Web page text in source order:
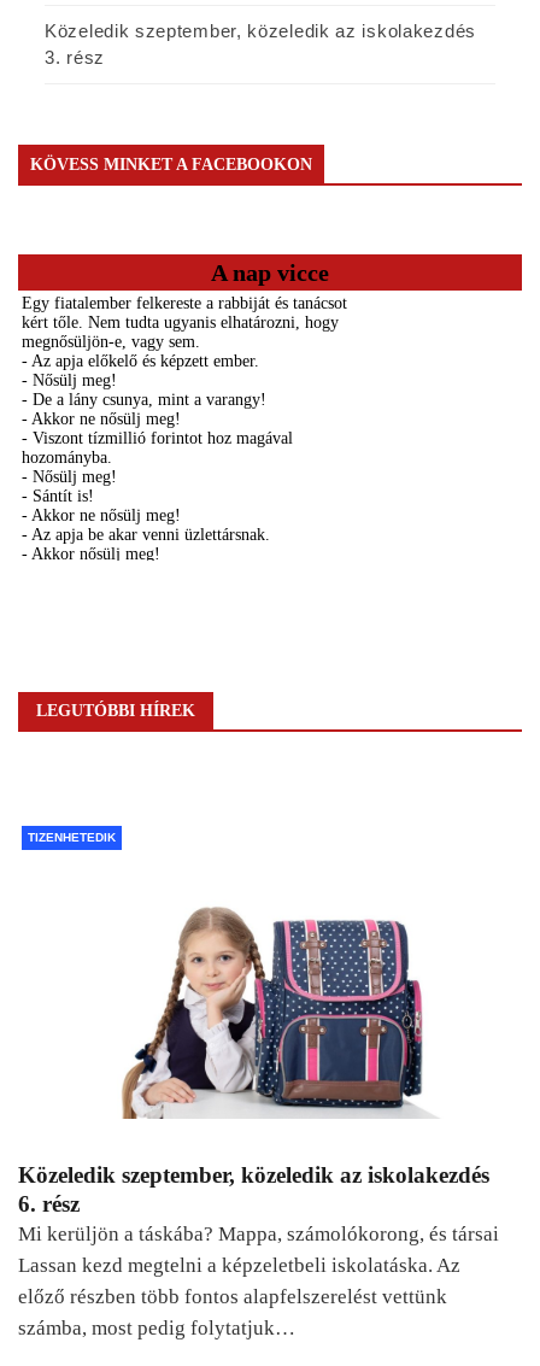
Közeledik szeptember, közeledik az iskolakezdés
3. rész
KÖVESS MINKET A FACEBOOKON
A nap vicce
LEGUTÓBBI HÍREK
TIZENHETEDIK
Közeledik szeptember, közeledik az iskolakezdés
6. rész
Mi kerüljön a táskába? Mappa, számolókorong, és társai
Lassan kezd megtelni a képzeletbeli iskolatáska. Az
előző részben több fontos alapfelszerelést vettünk
számba, most pedig folytatjuk…